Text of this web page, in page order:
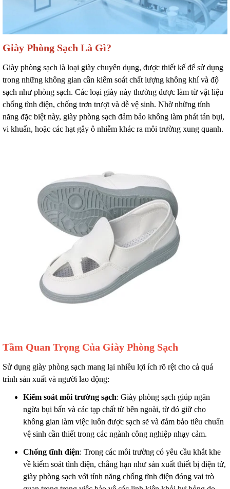
Giày Phòng Sạch Là Gì?
Giày phòng sạch là loại giày chuyên dụng, được thiết kế để sử dụng
trong những không gian cần kiểm soát chất lượng không khí và độ
sạch như phòng sạch. Các loại giày này thường được làm từ vật liệu
chống tĩnh điện, chống trơn trượt và dễ vệ sinh. Nhờ những tính
năng đặc biệt này, giày phòng sạch đảm bảo không làm phát tán bụi,
vi khuẩn, hoặc các hạt gây ô nhiễm khác ra môi trường xung quanh.
Tầm Quan Trọng Của Giày Phòng Sạch
Sử dụng giày phòng sạch mang lại nhiều lợi ích rõ rệt cho cả quá
trình sản xuất và người lao động:
Kiểm soát môi trường sạch: Giày phòng sạch giúp ngăn
ngừa bụi bẩn và các tạp chất từ bên ngoài, từ đó giữ cho
không gian làm việc luôn được sạch sẽ và đảm bảo tiêu chuẩn
vệ sinh cần thiết trong các ngành công nghiệp nhạy cảm.
Chống tĩnh điện: Trong các môi trường có yêu cầu khắt khe
về kiểm soát tĩnh điện, chẳng hạn như sản xuất thiết bị điện tử,
giày phòng sạch với tính năng chống tĩnh điện đóng vai trò